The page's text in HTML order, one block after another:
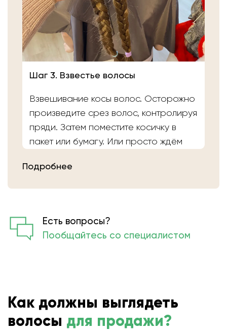
Шаг 3. Взвестье волосы
Взвешивание косы волос. Осторожно
произведите срез волос, контролируя
пряди. Затем поместите косичку в
пакет или бумагу. Или просто ждём
мастера выполнят срез волос и
Подробнее
Есть вопросы?
Пообщайтесь со специалистом
Как должны выглядеть
волосы для продажи?